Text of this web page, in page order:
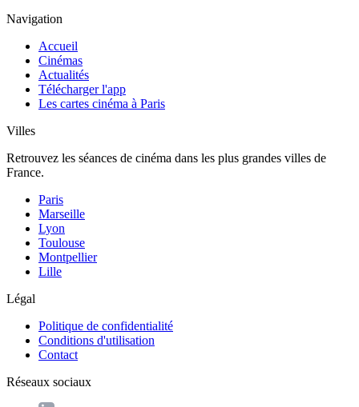
Navigation
Accueil
Cinémas
Actualités
Télécharger l'app
Les cartes cinéma à Paris
Villes
Retrouvez les séances de cinéma dans les plus grandes villes de
France.
Paris
Marseille
Lyon
Toulouse
Montpellier
Lille
Légal
Politique de confidentialité
Conditions d'utilisation
Contact
Réseaux sociaux